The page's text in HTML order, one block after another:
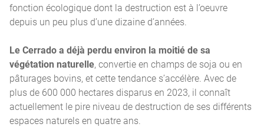
fonction écologique dont la destruction est à l’oeuvre
depuis un peu plus d’une dizaine d’années.
Le Cerrado a déjà perdu environ la moitié de sa
végétation naturelle, convertie en champs de soja ou en
pâturages bovins, et cette tendance s’accélère. Avec de
plus de 600 000 hectares disparus en 2023, il connaît
actuellement le pire niveau de destruction de ses différents
espaces naturels en quatre ans.